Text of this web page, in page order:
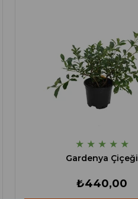
★ ★ ★ ★ ★
Gardenya Çiçeği
₺440,00